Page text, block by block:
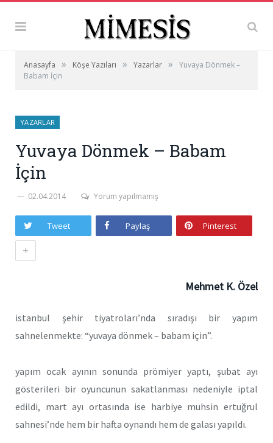
Anasayfa » Köşe Yazıları » Yazarlar »
Yuvaya Dönmek –
Babam İçin
YAZARLAR
Yuvaya Dönmek – Babam
İçin
02.04.2014 Yorum yapılmamış
Tweet Paylaş Pinterest
+
Mehmet K. Özel
istanbul şehir tiyatroları’nda sıradışı bir yapım
sahnelenmekte: “yuvaya dönmek – babam için”.
yapım ocak ayının sonunda prömiyer yaptı, şubat ayı
gösterileri bir oyuncunun sakatlanması nedeniyle iptal
edildi, mart ayı ortasında ise harbiye muhsin ertuğrul
sahnesi’nde hem bir hafta oynandı hem de galası yapıldı.